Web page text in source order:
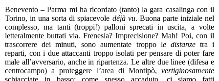
Benevento – Parma mi ha ricordato (tanto) la gara casalinga con il
Torino, in una sorta di spiacevole déjà vu. Buona parte iniziale nel
complesso, ma tanti (troppi!) palloni sprecati in uscita, a volte
letteralmente buttati via. Frenesia? Imprecisione? Mah! Poi, con il
trascorrere dei minuti, sono aumentate troppo le distanzetra i
reparti, con i due attaccanti troppo isolati per pensare di poter fare
male all’avversario, anche in ripartenza. Le altre due linee (difesa e
centrocampo) a proteggere l’area di Montipò, vertiginosamente